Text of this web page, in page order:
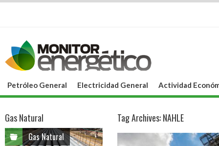
Petróleo General Electricidad General Actividad
Tag Archives:NAHLE
Gas Natural
Gas Natural